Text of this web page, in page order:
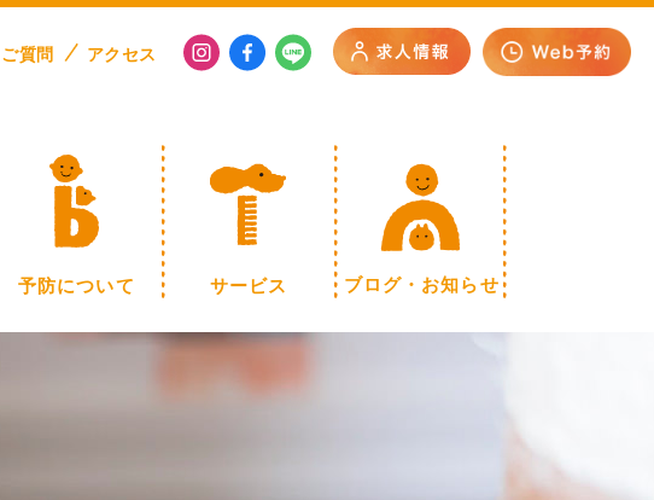
ご質問 アクセス
予防について サービス ブログ・お知らせ